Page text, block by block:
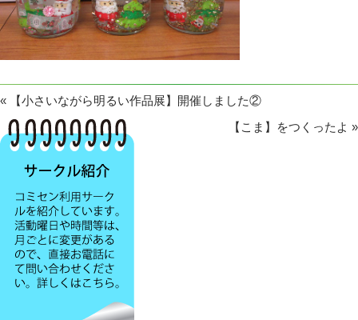
«
【小さいながら明るい作品展】開催しました②
【こま】をつくったよ »